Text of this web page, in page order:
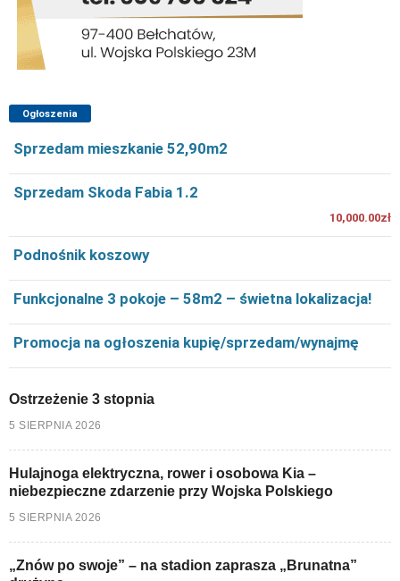
Ogłoszenia
Sprzedam mieszkanie 52,90m2
Sprzedam Skoda Fabia 1.2
10,000.00zł
Podnośnik koszowy
Funkcjonalne 3 pokoje – 58m2 – świetna lokalizacja!
Promocja na ogłoszenia kupię/sprzedam/wynajmę
Ostrzeżenie 3 stopnia
5 SIERPNIA 2026
Hulajnoga elektryczna, rower i osobowa Kia –
niebezpieczne zdarzenie przy Wojska Polskiego
5 SIERPNIA 2026
„Znów po swoje” – na stadion zaprasza „Brunatna”